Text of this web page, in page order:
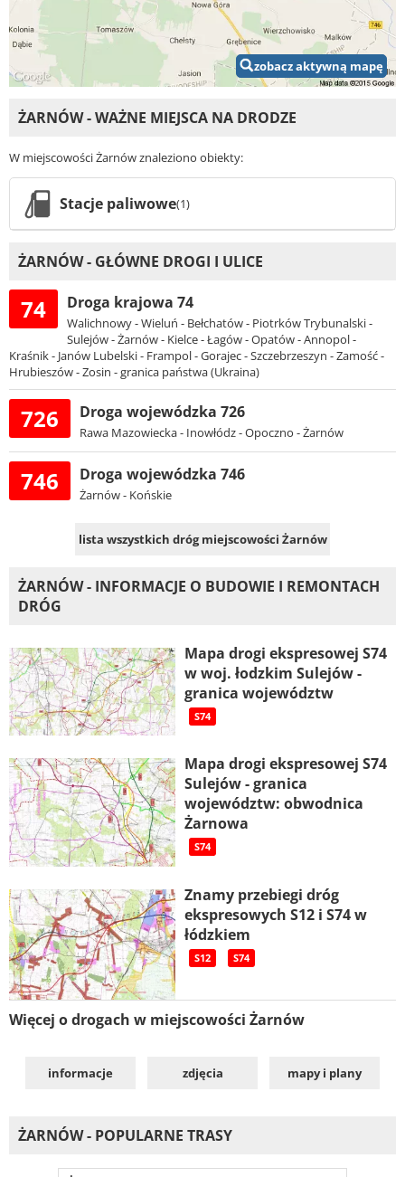
zobacz aktywną mapę
ŻARNÓW - WAŻNE MIEJSCA NA DRODZE
W miejscowości Żarnów znaleziono obiekty:
Stacje paliwowe(1)
ŻARNÓW - GŁÓWNE DROGI I ULICE
74 Droga krajowa 74
Walichnowy - Wieluń - Bełchatów - Piotrków Trybunalski -
Sulejów - Żarnów - Kielce - Łagów - Opatów - Annopol -
Kraśnik - Janów Lubelski - Frampol - Gorajec - Szczebrzeszyn - Zamość -
Hrubieszów - Zosin - granica państwa (Ukraina)
726 Droga wojewódzka 726
Rawa Mazowiecka - Inowłódz - Opoczno - Żarnów
746 Droga wojewódzka 746
Żarnów - Końskie
lista wszystkich dróg miejscowości Żarnów
ŻARNÓW - INFORMACJE O BUDOWIE I REMONTACH
DRÓG
Mapa drogi ekspresowej S74
w woj. łodzkim Sulejów -
granica województw
S74
Mapa drogi ekspresowej S74
Sulejów - granica
województw: obwodnica
Żarnowa
S74
Znamy przebiegi dróg
ekspresowych S12 i S74 w
łódzkiem
S12 S74
Więcej o drogach w miejscowości Żarnów
informacje zdjęcia mapy i plany
ŻARNÓW - POPULARNE TRASY